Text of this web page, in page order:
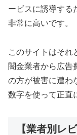
ービスに誘導する
非常に高いです。
このサイトはそれ
闇金業者から広告
の方が被害に遭わ
数字を使って正直
【業者別レ